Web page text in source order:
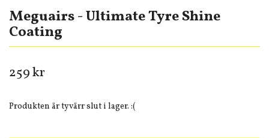
Meguairs - Ultimate Tyre Shine
Coating
259 kr
Produkten är tyvärr slut i lager. :(